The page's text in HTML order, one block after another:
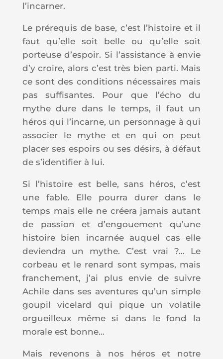
l’incarner.
Le prérequis de base, c’est l’histoire et il
faut qu’elle soit belle ou qu’elle soit
porteuse d’espoir. Si l’assistance à envie
d’y croire, alors c’est très bien parti. Mais
ce sont des conditions nécessaires mais
pas suffisantes. Pour que l’écho du
mythe dure dans le temps, il faut un
héros qui l’incarne, un personnage à qui
associer le mythe et en qui on peut
placer ses espoirs ou ses désirs, à défaut
de s’identifier à lui.
Si l’histoire est belle, sans héros, c’est
une fable. Elle pourra durer dans le
temps mais elle ne créera jamais autant
de passion et d’engouement qu’une
histoire bien incarnée auquel cas elle
deviendra un mythe. C’est vrai ?… Le
corbeau et le renard sont sympas, mais
franchement, j’ai plus envie de suivre
Achile dans ses aventures qu’un simple
goupil vicelard qui pique un volatile
orgueilleux même si dans le fond la
morale est bonne…
Mais revenons à nos héros et notre